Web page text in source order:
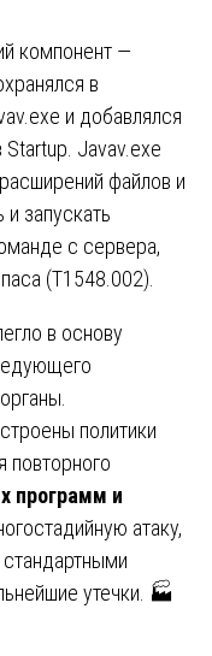
компонент —
в
и добавлялся
Startup. Javav.exe
файлов и
запускать
с сервера,
(T1548.002).
в основу
политики
повторного
программ и
атаку,
утечки. 🏭